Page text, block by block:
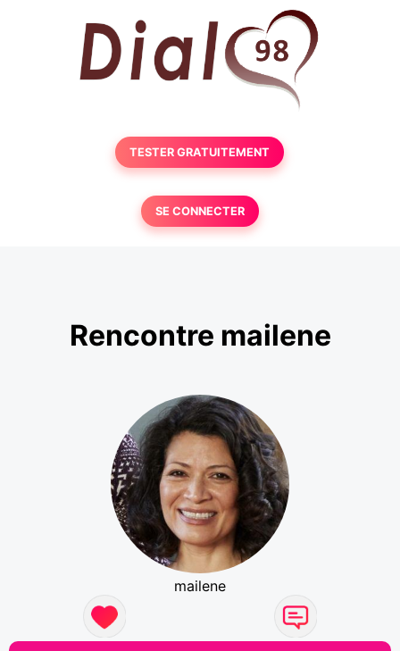
TESTER GRATUITEMENT
SE CONNECTER
Rencontre mailene
mailene